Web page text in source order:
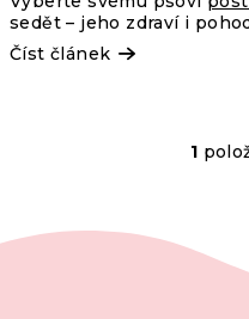
sedět – jeho zdraví i
Číst článek
1